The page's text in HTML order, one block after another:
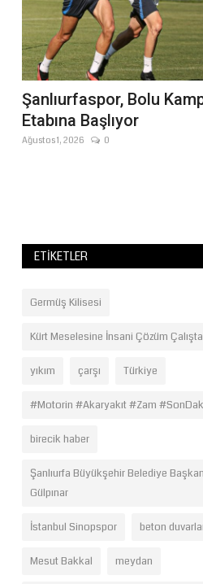
Şanlıurfaspor, Bolu
Etabına Başlıyor
Ağustos 1, 2026 0
ETIKETLER
Germüş Kilisesi
Kürt Meselesine İnsani Çözüm
yıkım çarşı Türkiye
#Motorin #Akaryakıt #Zam
birecik haber
Şanlıurfa Büyükşehir Belediye
Gülpınar
İstanbul Sinopspor beton
Mesut Bakkal meydan